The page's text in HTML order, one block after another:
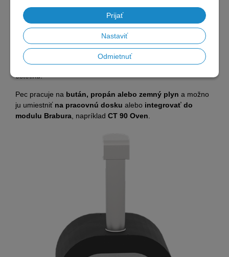
Prijať
Nastaviť
Odmietnuť
zhasnutia plameňa.
Zapaľovanie je piezoelektrické, čo umožňuje jednoduché
používanie bez potreby batérií alebo elektrického pripojenia.
Ovládacie gombíky
sú podsvietené
bielej alebo oranžovej farbe, čo zvyšuje viditeľnosť aj
estetiku.
Pec pracuje na bután, propán alebo zemný plyn a možno
ju umiestniť na pracovnú dosku alebo integrovať do
modulu Brabura, napríklad CT 90 Oven.